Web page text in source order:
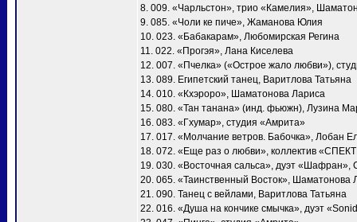
8. 009. «Чарльстон», трио «Камелия»,
9. 085. «Чоли ке пиче», Жаманова Юлия
10. 023. «Бабакарам», Любомирская Регина
11. 022. «Прогэя», Лана Киселева
12. 007. «Пчелка» («Острое жало любви»),
13. 089. Египетский танец, Варитлова Татьяна
14. 010. «Кхэроро», Шаматонова Лариса
15. 080. «Тан танана» (инд. фьюжн), Лузина
16. 083. «Гхумар», студия «Амрита»
17. 017. «Молчание ветров. Бабочка», Лобан
18. 072. «Еще раз о любви», коллектив
19. 030. «Восточная сальса», дуэт
20. 065. «Таинственный Восток», Шаматонова
21. 090. Танец с вейлами, Варитлова Татьяна
22. 016. «Душа на кончике смычка», дуэт